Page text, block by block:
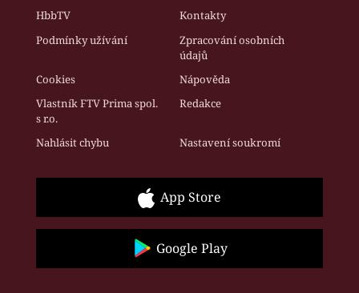
HbbTV
Kontakty
Podmínky užívání
Zpracování osobních
údajů
Cookies
Nápověda
Vlastník FTV Prima spol.
s r.o.
Redakce
Nahlásit chybu Nastavení soukromí
App Store
Google Play